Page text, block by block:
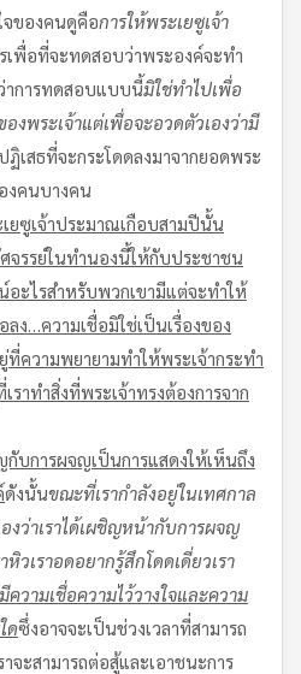
จของคนดูคือการให้พระเยซูเจ้า
เพื่อที่จะทดสอบว่าพระองค์จะทำ
าการทดสอบแบบนี้มิใช่ทำไปเพื่อ
งพระเจ้าแต่เพื่อจะอวดตัวเองว่ามี
ฏิเสธที่จะกระโดดลงมาจากยอดพระ
งคนบางคน
ยซูเจ้าประมาณเกือบสามปีนั้น
จรรย์ในทำนองนี้ให้กับประชาชน
อะไรสำหรับพวกเขามีแต่จะทำให้
ลง…ความเชื่อมิใช่เป็นเรื่องของ
ความพยายามทำให้พระเจ้ากระทำ
ราทำสิ่งที่พระเจ้าทรงต้องการจาก
กับการผจญเป็นการแสดงให้เห็นถึง
ดังนั้นขณะที่เรากำลังอยู่ในเทศกาล
องว่าเราได้เผชิญหน้ากับการผจญ
หิวเราอดอยากรู้สึกโดดเดี่ยวเรา
ความเชื่อความไว้วางใจและความ
ดซึ่งอาจจะเป็นช่วงเวลาที่สามารถ
จะสามารถต่อสู้และเอาชนะการ